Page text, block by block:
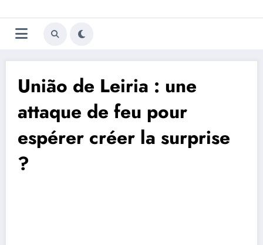
au
contenu
Trivela
L'actualité du football
União de Leiria : une
attaque de feu pour
espérer créer la surprise
?